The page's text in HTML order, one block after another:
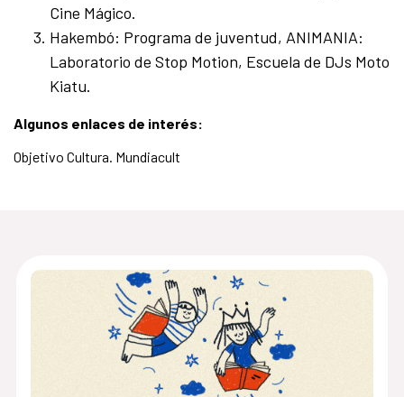
Cine Mágico.
Hakembó: Programa de juventud, ANIMANIA:
Laboratorio de Stop Motion, Escuela de DJs Moto
Kiatu.
Algunos enlaces de interés:
Objetivo Cultura. Mundiacult